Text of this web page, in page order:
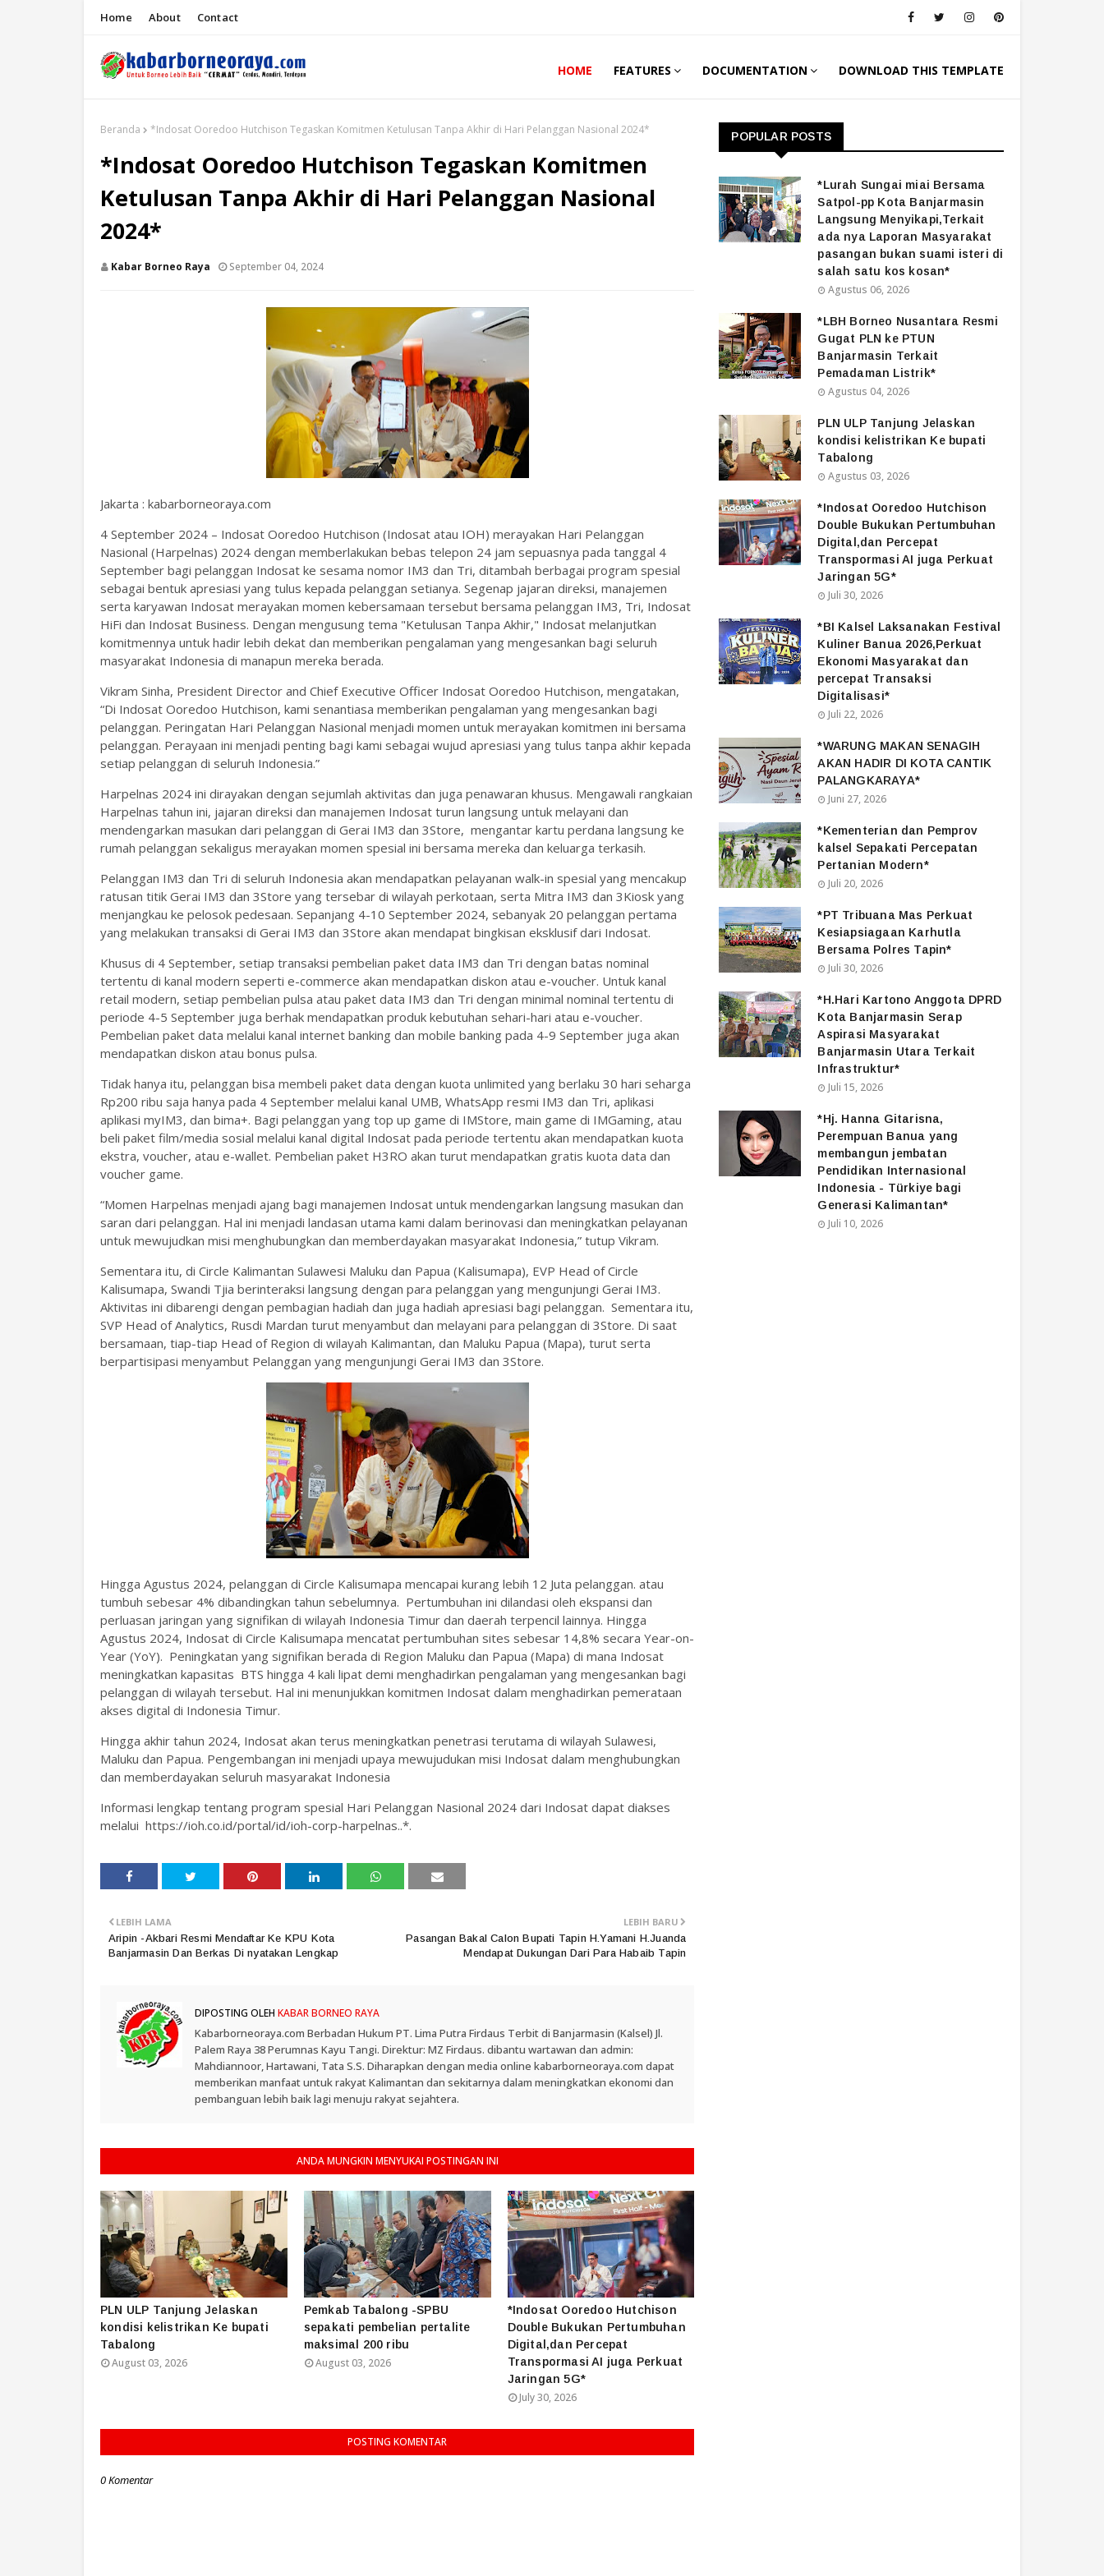
Home About Contact
HOME FEATURES DOCUMENTATION DOWNLOAD THIS TEMPLATE
Beranda *Indosat Ooredoo Hutchison Tegaskan Komitmen Ketulusan Tanpa Akhir di Hari Pelanggan Nasional 2024*
*Indosat Ooredoo Hutchison Tegaskan Komitmen
Ketulusan Tanpa Akhir di Hari Pelanggan Nasional
2024*
Kabar Borneo Raya September 04, 2024
Jakarta : kabarborneoraya.com
4 September 2024 – Indosat Ooredoo Hutchison (Indosat atau IOH) merayakan Hari Pelanggan
Nasional (Harpelnas) 2024 dengan memberlakukan bebas telepon 24 jam sepuasnya pada tanggal 4
September bagi pelanggan Indosat ke sesama nomor IM3 dan Tri, ditambah berbagai program spesial
sebagai bentuk apresiasi yang tulus kepada pelanggan setianya. Segenap jajaran direksi, manajemen
serta karyawan Indosat merayakan momen kebersamaan tersebut bersama pelanggan IM3, Tri, Indosat
HiFi dan Indosat Business. Dengan mengusung tema "Ketulusan Tanpa Akhir," Indosat melanjutkan
komitmennya untuk hadir lebih dekat dan memberikan pengalaman yang mengesankan bagi seluruh
masyarakat Indonesia di manapun mereka berada.
Vikram Sinha, President Director and Chief Executive Officer Indosat Ooredoo Hutchison, mengatakan,
“Di Indosat Ooredoo Hutchison, kami senantiasa memberikan pengalaman yang mengesankan bagi
pelanggan. Peringatan Hari Pelanggan Nasional menjadi momen untuk merayakan komitmen ini bersama
pelanggan. Perayaan ini menjadi penting bagi kami sebagai wujud apresiasi yang tulus tanpa akhir kepada
setiap pelanggan di seluruh Indonesia.”
Harpelnas 2024 ini dirayakan dengan sejumlah aktivitas dan juga penawaran khusus. Mengawali rangkaian
Harpelnas tahun ini, jajaran direksi dan manajemen Indosat turun langsung untuk melayani dan
mendengarkan masukan dari pelanggan di Gerai IM3 dan 3Store, mengantar kartu perdana langsung ke
rumah pelanggan sekaligus merayakan momen spesial ini bersama mereka dan keluarga terkasih.
Pelanggan IM3 dan Tri di seluruh Indonesia akan mendapatkan pelayanan walk-in spesial yang mencakup
ratusan titik Gerai IM3 dan 3Store yang tersebar di wilayah perkotaan, serta Mitra IM3 dan 3Kiosk yang
menjangkau ke pelosok pedesaan. Sepanjang 4-10 September 2024, sebanyak 20 pelanggan pertama
yang melakukan transaksi di Gerai IM3 dan 3Store akan mendapat bingkisan eksklusif dari Indosat.
Khusus di 4 September, setiap transaksi pembelian paket data IM3 dan Tri dengan batas nominal
tertentu di kanal modern seperti e-commerce akan mendapatkan diskon atau e-voucher. Untuk kanal
retail modern, setiap pembelian pulsa atau paket data IM3 dan Tri dengan minimal nominal tertentu di
periode 4-5 September juga berhak mendapatkan produk kebutuhan sehari-hari atau e-voucher.
Pembelian paket data melalui kanal internet banking dan mobile banking pada 4-9 September juga akan
mendapatkan diskon atau bonus pulsa.
Tidak hanya itu, pelanggan bisa membeli paket data dengan kuota unlimited yang berlaku 30 hari seharga
Rp200 ribu saja hanya pada 4 September melalui kanal UMB, WhatsApp resmi IM3 dan Tri, aplikasi
aplikasi myIM3, dan bima+. Bagi pelanggan yang top up game di IMStore, main game di IMGaming, atau
beli paket film/media sosial melalui kanal digital Indosat pada periode tertentu akan mendapatkan kuota
ekstra, voucher, atau e-wallet. Pembelian paket H3RO akan turut mendapatkan gratis kuota data dan
voucher game.
“Momen Harpelnas menjadi ajang bagi manajemen Indosat untuk mendengarkan langsung masukan dan
saran dari pelanggan. Hal ini menjadi landasan utama kami dalam berinovasi dan meningkatkan pelayanan
untuk mewujudkan misi menghubungkan dan memberdayakan masyarakat Indonesia,” tutup Vikram.
Sementara itu, di Circle Kalimantan Sulawesi Maluku dan Papua (Kalisumapa), EVP Head of Circle
Kalisumapa, Swandi Tjia berinteraksi langsung dengan para pelanggan yang mengunjungi Gerai IM3.
Aktivitas ini dibarengi dengan pembagian hadiah dan juga hadiah apresiasi bagi pelanggan. Sementara itu,
SVP Head of Analytics, Rusdi Mardan turut menyambut dan melayani para pelanggan di 3Store. Di saat
bersamaan, tiap-tiap Head of Region di wilayah Kalimantan, dan Maluku Papua (Mapa), turut serta
berpartisipasi menyambut Pelanggan yang mengunjungi Gerai IM3 dan 3Store.
Hingga Agustus 2024, pelanggan di Circle Kalisumapa mencapai kurang lebih 12 Juta pelanggan. atau
tumbuh sebesar 4% dibandingkan tahun sebelumnya. Pertumbuhan ini dilandasi oleh ekspansi dan
perluasan jaringan yang signifikan di wilayah Indonesia Timur dan daerah terpencil lainnya. Hingga
Agustus 2024, Indosat di Circle Kalisumapa mencatat pertumbuhan sites sebesar 14,8% secara Year-on-
Year (YoY). Peningkatan yang signifikan berada di Region Maluku dan Papua (Mapa) di mana Indosat
meningkatkan kapasitas BTS hingga 4 kali lipat demi menghadirkan pengalaman yang mengesankan bagi
pelanggan di wilayah tersebut. Hal ini menunjukkan komitmen Indosat dalam menghadirkan pemerataan
akses digital di Indonesia Timur.
Hingga akhir tahun 2024, Indosat akan terus meningkatkan penetrasi terutama di wilayah Sulawesi,
Maluku dan Papua. Pengembangan ini menjadi upaya mewujudukan misi Indosat dalam menghubungkan
dan memberdayakan seluruh masyarakat Indonesia
Informasi lengkap tentang program spesial Hari Pelanggan Nasional 2024 dari Indosat dapat diakses
melalui https://ioh.co.id/portal/id/ioh-corp-harpelnas..*.
LEBIH BARU
Pasangan Bakal Calon Bupati Tapin H.Yamani H.Juanda
Mendapat Dukungan Dari Para Habaib Tapin
LEBIH LAMA
Aripin -Akbari Resmi Mendaftar Ke KPU Kota
Banjarmasin Dan Berkas Di nyatakan Lengkap
DIPOSTING OLEH KABAR BORNEO RAYA
Kabarborneoraya.com Berbadan Hukum PT. Lima Putra Firdaus Terbit di Banjarmasin (Kalsel) Jl.
Palem Raya 38 Perumnas Kayu Tangi. Direktur: MZ Firdaus. dibantu wartawan dan admin:
Mahdiannoor, Hartawani, Tata S.S. Diharapkan dengan media online kabarborneoraya.com dapat
memberikan manfaat untuk rakyat Kalimantan dan sekitarnya dalam meningkatkan ekonomi dan
pembanguan lebih baik lagi menuju rakyat sejahtera.
ANDA MUNGKIN MENYUKAI POSTINGAN INI
PLN ULP Tanjung Jelaskan
kondisi kelistrikan Ke bupati
Tabalong
August 03, 2026
Pemkab Tabalong -SPBU
sepakati pembelian pertalite
maksimal 200 ribu
August 03, 2026
*Indosat Ooredoo Hutchison
Double Bukukan Pertumbuhan
Digital,dan Percepat
Transpormasi AI juga Perkuat
Jaringan 5G*
July 30, 2026
POSTING KOMENTAR
0 Komentar
POPULAR POSTS
*Lurah Sungai miai Bersama
Satpol-pp Kota Banjarmasin
Langsung Menyikapi,Terkait
ada nya Laporan Masyarakat
pasangan bukan suami isteri di
salah satu kos kosan*
Agustus 06, 2026
*LBH Borneo Nusantara Resmi
Gugat PLN ke PTUN
Banjarmasin Terkait
Pemadaman Listrik*
Agustus 04, 2026
PLN ULP Tanjung Jelaskan
kondisi kelistrikan Ke bupati
Tabalong
Agustus 03, 2026
*Indosat Ooredoo Hutchison
Double Bukukan Pertumbuhan
Digital,dan Percepat
Transpormasi AI juga Perkuat
Jaringan 5G*
Juli 30, 2026
*BI Kalsel Laksanakan Festival
Kuliner Banua 2026,Perkuat
Ekonomi Masyarakat dan
percepat Transaksi
Digitalisasi*
Juli 22, 2026
*WARUNG MAKAN SENAGIH
AKAN HADIR DI KOTA CANTIK
PALANGKARAYA*
Juni 27, 2026
*Kementerian dan Pemprov
kalsel Sepakati Percepatan
Pertanian Modern*
Juli 20, 2026
*PT Tribuana Mas Perkuat
Kesiapsiagaan Karhutla
Bersama Polres Tapin*
Juli 30, 2026
*H.Hari Kartono Anggota DPRD
Kota Banjarmasin Serap
Aspirasi Masyarakat
Banjarmasin Utara Terkait
Infrastruktur*
Juli 15, 2026
*Hj. Hanna Gitarisna,
Perempuan Banua yang
membangun jembatan
Pendidikan Internasional
Indonesia - Türkiye bagi
Generasi Kalimantan*
Juli 10, 2026